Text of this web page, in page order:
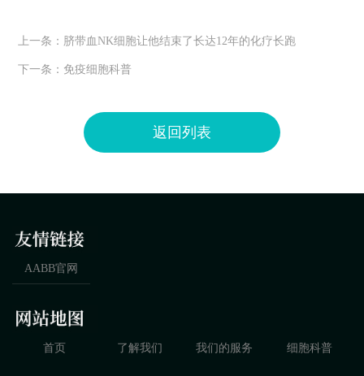
上一条： 脐带血NK细胞让他结束了长达12年的化疗长跑
下一条： 免疫细胞科普
返回列表
AABB官网
首页 了解我们 我们的服务 细胞科普